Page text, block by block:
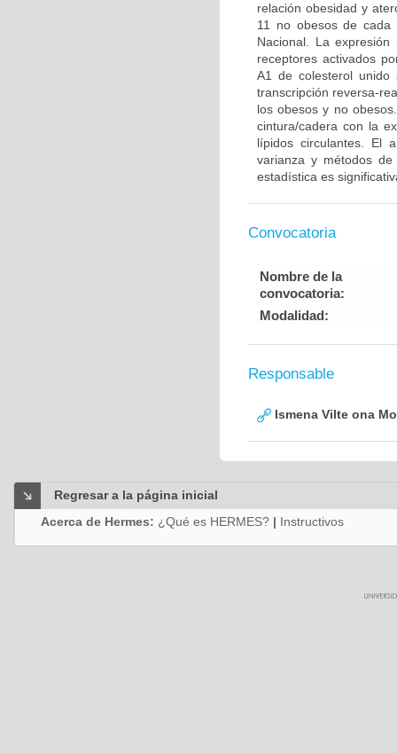
relación obesidad y
11 no obesos de
Nacional. La
receptores activados
A1 de colesterol unido
transcripción reversa-
los obesos y no
cintura/cadera con la
lípidos circulantes. El
varianza y métodos
estadística es
Convocatoria
Nombre de la
convocatoria:
Modalidad:
Responsable
Ismena Vilte ona
Regresar a la página inicial
Acerca de Hermes: ¿Qué es HERMES? | Instructivos